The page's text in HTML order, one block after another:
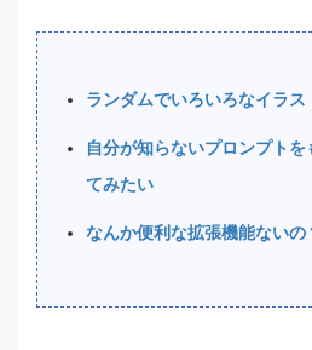
ランダムでいろいろなイラス
自分が知らないプロンプト
てみたい
なんか便利な拡張機能ないの